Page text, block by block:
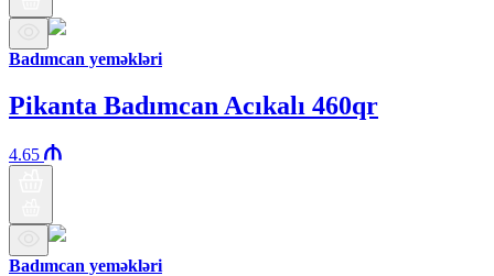
Badımcan yeməkləri
Pikanta Badımcan Acıkalı 460qr
4.65
Badımcan yeməkləri